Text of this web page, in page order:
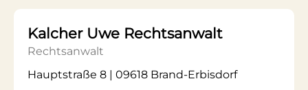
Kalcher Uwe Rechtsanwalt
Rechtsanwalt
Hauptstraße 8 | 09618 Brand-Erbisdorf